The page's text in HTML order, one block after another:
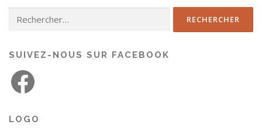
SUIVEZ-NOUS SUR FACEBOOK
LOGO